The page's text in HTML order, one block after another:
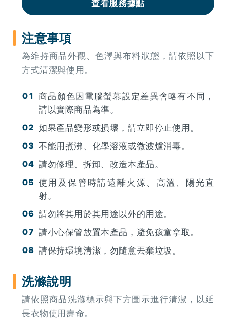
查看服務據點
注意事項
為維持商品外觀、色澤與布料狀態，請依照以下
方式清潔與使用。
商品顏色因電腦螢幕設定差異會略有不同，
請以實際商品為準。
如果產品變形或損壞，請立即停止使用。
不能用煮沸、化學溶液或微波爐消毒。
請勿修理、拆卸、改造本產品。
使用及保管時請遠離火源、高溫、陽光直
射。
請勿將其用於其用途以外的用途。
請小心保管放置本產品，避免孩童拿取。
請保持環境清潔，勿隨意丟棄垃圾。
洗滌說明
請依照商品洗滌標示與下方圖示進行清潔，以延
長衣物使用壽命。